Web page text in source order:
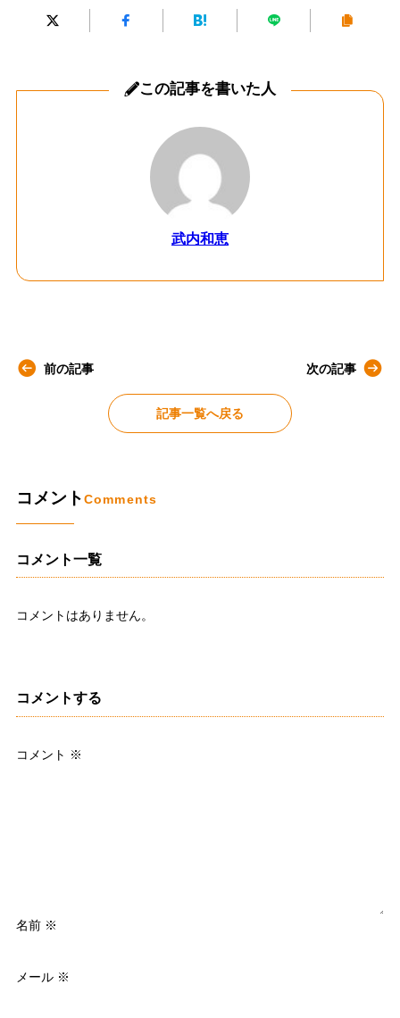
この記事を書いた人
武内和恵
前の記事
記事一覧へ戻る
次の記事
コメントComments
コメント一覧
コメントはありません。
コメントする
コメント ※
名前 ※
メール ※